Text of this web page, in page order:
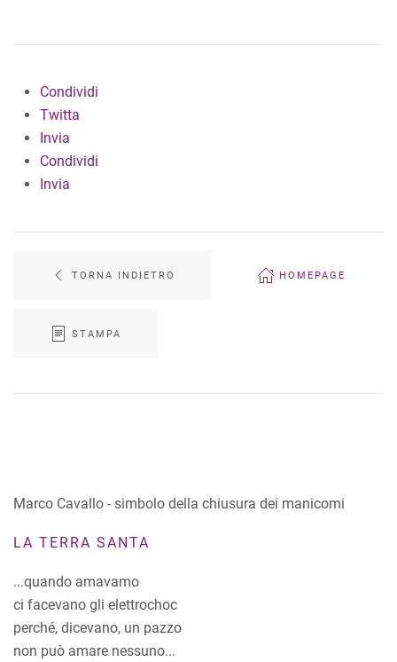
Condividi
Twitta
Invia
Condividi
Invia
TORNA INDIETRO HOMEPAGE
STAMPA
Marco Cavallo - simbolo della chiusura dei manicomi
LA TERRA SANTA
...quando amavamo
ci facevano gli elettrochoc
perché, dicevano, un pazzo
non può amare nessuno...